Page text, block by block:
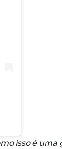
isso é uma